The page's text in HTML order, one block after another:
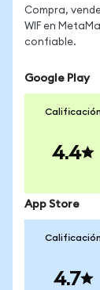
Compra,
WIF en
confiable.
Google Play
Calificación
4.4
App Store
Calificación
4.7